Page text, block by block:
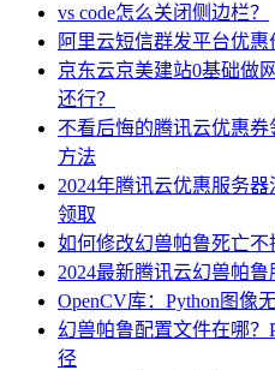
vs code怎么关闭侧边栏？
阿里云短信群发平台优
京东云京美建站0基础做
还行？
不看后悔的腾讯云优惠
方法
2024年腾讯云优惠服务
领取
如何修改幻兽帕鲁死亡
2024最新腾讯云幻兽帕鲁
OpenCV库：Python图像
幻兽帕鲁配置文件在哪
径